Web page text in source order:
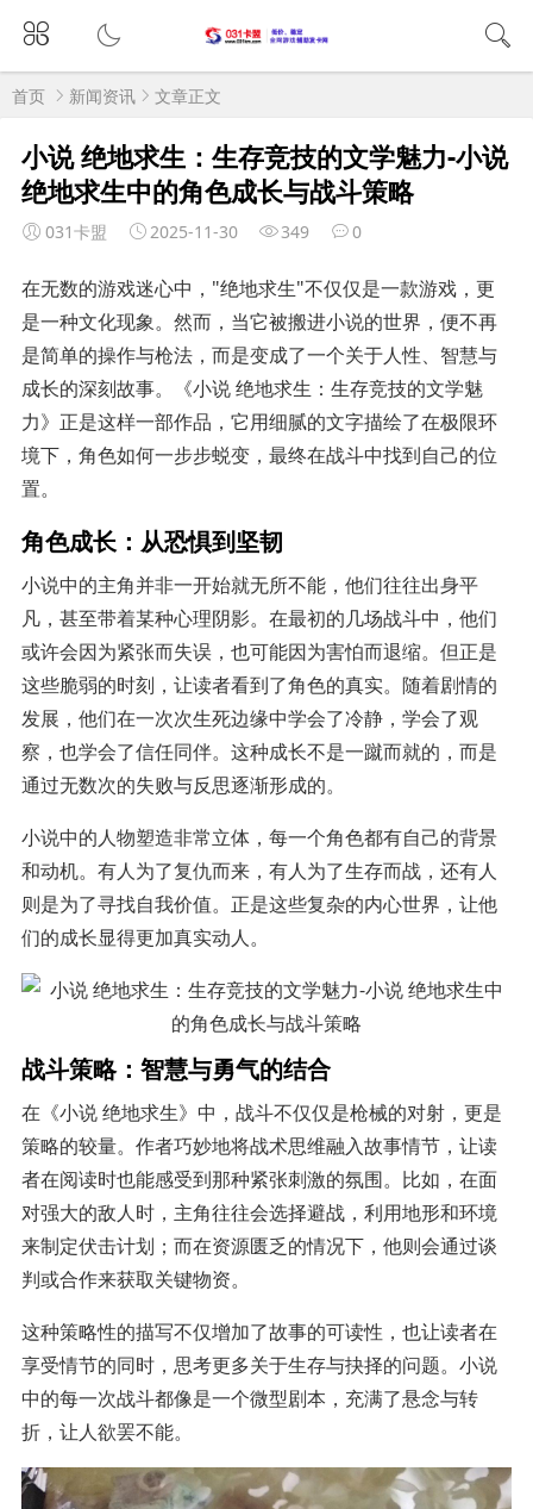
首页 新闻资讯 文章正文
小说 绝地求生：生存竞技的文学魅力-小说
绝地求生中的角色成长与战斗策略
031卡盟 2025-11-30 349 0
在无数的游戏迷心中，"绝地求生"不仅仅是一款游戏，更
是一种文化现象。然而，当它被搬进小说的世界，便不再
是简单的操作与枪法，而是变成了一个关于人性、智慧与
成长的深刻故事。《小说 绝地求生：生存竞技的文学魅
力》正是这样一部作品，它用细腻的文字描绘了在极限环
境下，角色如何一步步蜕变，最终在战斗中找到自己的位
置。
角色成长：从恐惧到坚韧
小说中的主角并非一开始就无所不能，他们往往出身平
凡，甚至带着某种心理阴影。在最初的几场战斗中，他们
或许会因为紧张而失误，也可能因为害怕而退缩。但正是
这些脆弱的时刻，让读者看到了角色的真实。随着剧情的
发展，他们在一次次生死边缘中学会了冷静，学会了观
察，也学会了信任同伴。这种成长不是一蹴而就的，而是
通过无数次的失败与反思逐渐形成的。
小说中的人物塑造非常立体，每一个角色都有自己的背景
和动机。有人为了复仇而来，有人为了生存而战，还有人
则是为了寻找自我价值。正是这些复杂的内心世界，让他
们的成长显得更加真实动人。
战斗策略：智慧与勇气的结合
在《小说 绝地求生》中，战斗不仅仅是枪械的对射，更是
策略的较量。作者巧妙地将战术思维融入故事情节，让读
者在阅读时也能感受到那种紧张刺激的氛围。比如，在面
对强大的敌人时，主角往往会选择避战，利用地形和环境
来制定伏击计划；而在资源匮乏的情况下，他则会通过谈
判或合作来获取关键物资。
这种策略性的描写不仅增加了故事的可读性，也让读者在
享受情节的同时，思考更多关于生存与抉择的问题。小说
中的每一次战斗都像是一个微型剧本，充满了悬念与转
折，让人欲罢不能。